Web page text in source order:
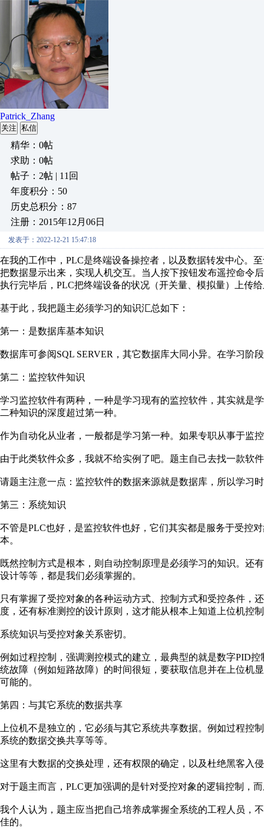
Patrick_Zhang
关注 私信
精华：0帖
求助：0帖
帖子：2帖 | 11回
年度积分：50
历史总积分：87
注册：2015年12月06日
发表于：2022-12-21 15:47:18
在我的工作中，PLC是终端设备操控者，以及数据转发中心。
把数据显示出来，实现人机交互。 当人按下按钮发布遥控命令
执行完毕后，PLC把终端设备的状况（开关量、模拟量）上传
基于此，我把题主必须学习的知识汇总如下：
第一：是数据库基本知识
数据库可参阅SQL SERVER，其它数据库大同小异。在学习阶
第二：监控软件知识
学习监控软件有两种，一种是学习现有的监控软件，其实就是
二种知识的深度超过第一种。
作为自动化从业者，一般都是学习第一种。如果专职从事于监
由于此类软件众多，我就不给实例了吧。题主自己去找一款软
请题主注意一点：监控软件的数据来源就是数据库，所以学习
第三：系统知识
不管是PLC也好，是监控软件也好，它们其实都是服务于受控
本。
既然控制方式是根本，则自动控制原理是必须学习的知识。还
设计等等，都是我们必须掌握的。
只有掌握了受控对象的各种运动方式、控制方式和受控条件，
度，还有标准测控的设计原则，这才能从根本上知道上位机控
系统知识与受控对象关系密切。
例如过程控制，强调测控模式的建立，最典型的就是数字PID
统故障（例如短路故障）的时间很短，要获取信息并在上位机
可能的。
第四：与其它系统的数据共享
上位机不是独立的，它必须与其它系统共享数据。例如过程
系统的数据交换共享等等。
这里有大数据的交换处理，还有权限的确定，以及杜绝黑客入
对于题主而言，PLC更加强调的是针对受控对象的逻辑控制，
我个人认为，题主应当把自己培养成掌握全系统的工程人员，
佳的。